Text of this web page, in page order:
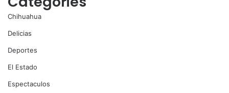
Chihuahua
Delicias
Deportes
El Estado
Espectaculos